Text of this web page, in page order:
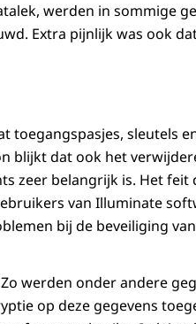
werden in sommige
Extra pijnlijk was ook
toegangspasjes, sleutels
blijkt dat ook het
zeer belangrijk is. Het
van Illuminate
bij de beveiliging
werden onder andere
op deze gegevens